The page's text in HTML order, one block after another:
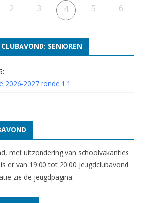
2 3 4 5 6
SENIOREN
2026-2027 ronde 1.1
met uitzondering van schoolvakanties
er van 19:00 tot 20:00 jeugdclubavond.
zie de jeugdpagina.